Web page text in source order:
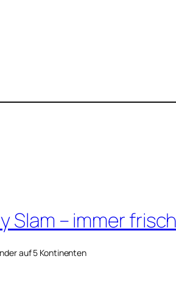
Slam – immer
auf 5 Kontinenten